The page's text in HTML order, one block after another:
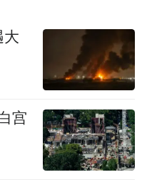
用全明星赛、嘉年
一品”体育赛事品
超”等情况纳入学
为评优评先等方面
索设置“赛事积分兑
大
宫